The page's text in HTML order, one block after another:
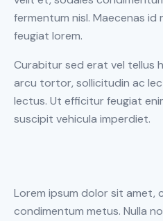
fermentum nisl. Maecenas
feugiat lorem.
Curabitur sed erat vel tellus
arcu tortor, sollicitudin ac
lectus. Ut efficitur feugiat
suscipit vehicula imperdiet.
Lorem ipsum dolor sit amet,
condimentum metus. Nulla